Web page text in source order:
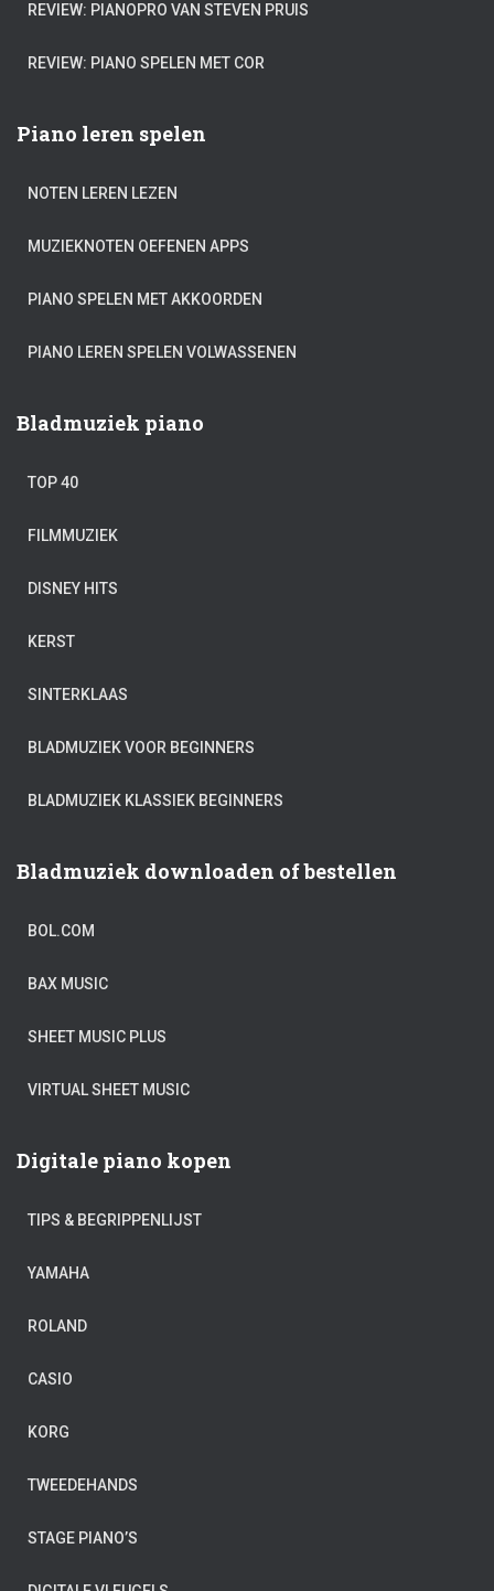
REVIEW: PIANOPRO VAN STEVEN PRUIS
REVIEW: PIANO SPELEN MET COR
Piano leren spelen
NOTEN LEREN LEZEN
MUZIEKNOTEN OEFENEN APPS
PIANO SPELEN MET AKKOORDEN
PIANO LEREN SPELEN VOLWASSENEN
Bladmuziek piano
TOP 40
FILMMUZIEK
DISNEY HITS
KERST
SINTERKLAAS
BLADMUZIEK VOOR BEGINNERS
BLADMUZIEK KLASSIEK BEGINNERS
Bladmuziek downloaden of bestellen
BOL.COM
BAX MUSIC
SHEET MUSIC PLUS
VIRTUAL SHEET MUSIC
Digitale piano kopen
TIPS & BEGRIPPENLIJST
YAMAHA
ROLAND
CASIO
KORG
TWEEDEHANDS
STAGE PIANO’S